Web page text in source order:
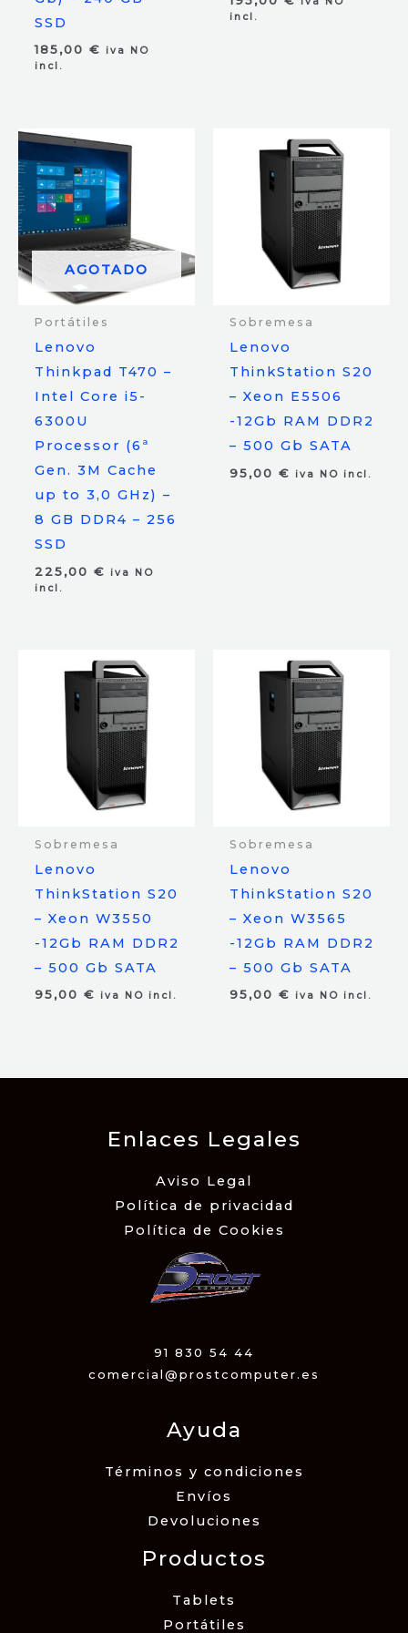
SSD
185,00 €
iva NO
incl.
incl.
AGOTADO
Portátiles
Lenovo
Thinkpad T470 –
Intel Core i5-
6300U
Processor (6ª
Gen. 3M Cache
up to 3,0 GHz) –
8 GB DDR4 – 256
SSD
225,00 €
iva NO
incl.
Sobremesa
Lenovo
ThinkStation S20
– Xeon E5506
-12Gb RAM DDR2
– 500 Gb SATA
95,00 € iva NO incl.
Sobremesa
Lenovo
ThinkStation S20
– Xeon W3550
-12Gb RAM DDR2
– 500 Gb SATA
95,00 € iva NO incl.
Sobremesa
Lenovo
ThinkStation S20
– Xeon W3565
-12Gb RAM DDR2
– 500 Gb SATA
95,00 € iva NO incl.
Enlaces Legales
Aviso Legal
Política de privacidad
Política de Cookies
91 830 54 44
comercial@prostcomputer.es
Ayuda
Términos y condiciones
Envíos
Devoluciones
Productos
Tablets
Portátiles